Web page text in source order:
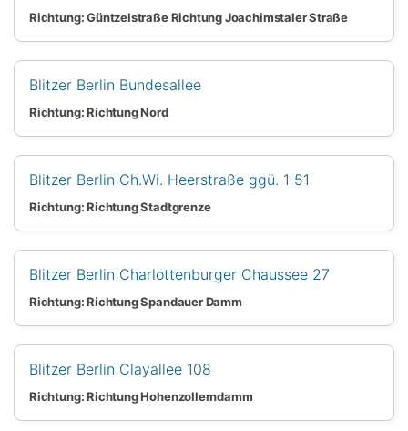
Richtung: Güntzelstraße Richtung Joachimstaler Straße
Blitzer Berlin Bundesallee
Richtung: Richtung Nord
Blitzer Berlin Ch.Wi. Heerstraße ggü. 1 51
Richtung: Richtung Stadtgrenze
Blitzer Berlin Charlottenburger Chaussee 27
Richtung: Richtung Spandauer Damm
Blitzer Berlin Clayallee 108
Richtung: Richtung Hohenzollerndamm